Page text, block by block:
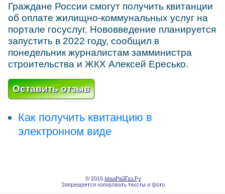
Граждане России смогут получить квитанции
об оплате жилищно-коммунальных услуг на
портале госуслуг. Нововведение планируется
запустить в 2022 году, сообщил в
понедельник журналистам замминистра
строительства и ЖКХ Алексей Ересько.
Оставить отзыв
Как получить квитанцию в
электронном виде
© 2016 МежРайГаз.Ру
Запрещается копировать тексты и фото